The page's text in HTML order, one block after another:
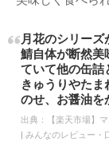
月花のシリーズ
鯖自体が断然美
ていて他の缶詰
きゅうりやた
のせ、お醤油を
出典：
【楽天市場
| みんなのレビュー・